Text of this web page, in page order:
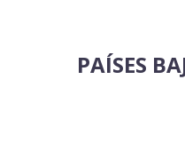
PAÍSES